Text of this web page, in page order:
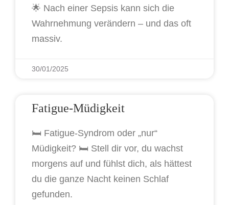
🌟 Nach einer Sepsis kann sich die
Wahrnehmung verändern – und das oft
massiv.
30/01/2025
Fatigue-Müdigkeit
🛏️ Fatigue-Syndrom oder „nur“
Müdigkeit? 🛏️ Stell dir vor, du wachst
morgens auf und fühlst dich, als hättest
du die ganze Nacht keinen Schlaf
gefunden.